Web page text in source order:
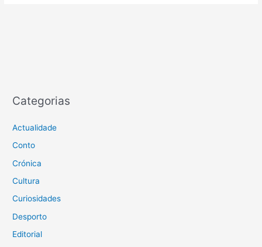
Categorias
Actualidade
Conto
Crónica
Cultura
Curiosidades
Desporto
Editorial